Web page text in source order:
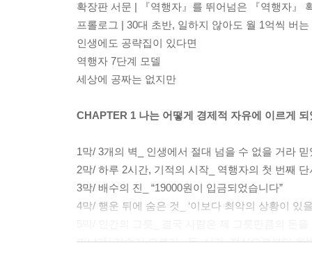
확장판 서문 | 『역행자』를 뛰어넘은 『역행자』
프롤로그 | 30대 초반, 일하지 않아도 월 1억씩 버
인생에도 공략집이 있다면
역행자 7단계 모델
세상에 공짜는 없지만
CHAPTER 1 나는 어떻게 경제적 자유에 이르게 되
1막/ 3개의 벽_ 인생에서 절대 넘을 수 없을 거라 믿
2막/ 하루 2시간, 기적의 시작_ 역행자의 첫 번째 단
3막/ 배수의 진_ “19000원이 입금되었습니다”
4막/ 행운 뒤에 숨은 것_ ‘이보다 최악의 상황이 있
피날레/ 거슬러 오르기_ 돈, 시간, 정신으로부터 완